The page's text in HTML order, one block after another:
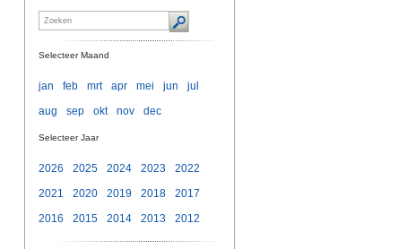
Selecteer Maand
jan feb mrt apr mei jun
jul
aug
sep okt nov dec
Selecteer Jaar
2026 2025 2024 2023
2022
2021
2020 2019 2018
2017
2016
2015 2014 2013 2012